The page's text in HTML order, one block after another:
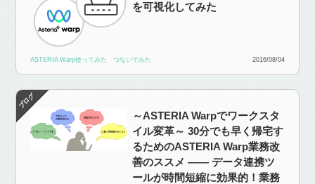
を可視化してみた
ASTERIA Warp使ってみた つないでみた 2016/08/04
～ASTERIA Warpでワークスタ
イル変革～ 30分でも早く帰宅す
るためのASTERIA Warp業務改
善のススメ —— データ連携ツ
ールが時間短縮に効果的！業務